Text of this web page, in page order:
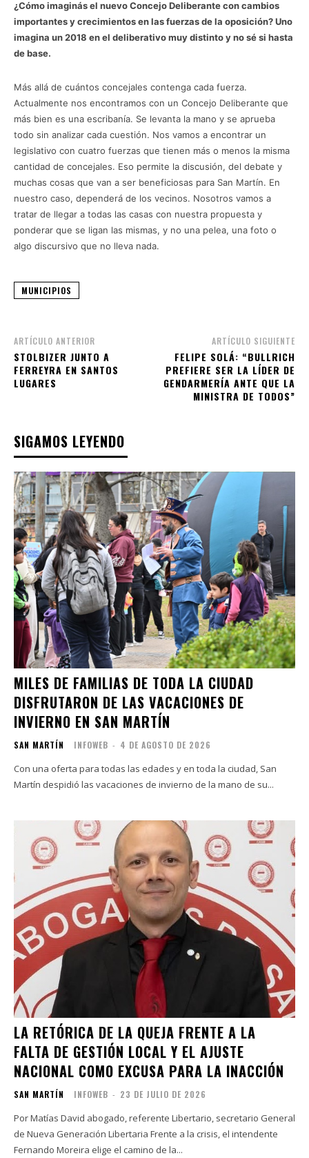
¿Cómo imaginás el nuevo Concejo Deliberante con cambios
importantes y crecimientos en las fuerzas de la oposición? Uno
imagina un 2018 en el deliberativo muy distinto y no sé si hasta
de base.
Más allá de cuántos concejales contenga cada fuerza.
Actualmente nos encontramos con un Concejo Deliberante que
más bien es una escribanía. Se levanta la mano y se aprueba
todo sin analizar cada cuestión. Nos vamos a encontrar un
legislativo con cuatro fuerzas que tienen más o menos la misma
cantidad de concejales. Eso permite la discusión, del debate y
muchas cosas que van a ser beneficiosas para San Martín. En
nuestro caso, dependerá de los vecinos. Nosotros vamos a
tratar de llegar a todas las casas con nuestra propuesta y
ponderar que se ligan las mismas, y no una pelea, una foto o
algo discursivo que no lleva nada.
MUNICIPIOS
ARTÍCULO ANTERIOR
STOLBIZER JUNTO A
FERREYRA EN SANTOS
LUGARES
ARTÍCULO SIGUIENTE
FELIPE SOLÁ: “BULLRICH
PREFIERE SER LA LÍDER DE
GENDARMERÍA ANTE QUE LA
MINISTRA DE TODOS”
SIGAMOS LEYENDO
MILES DE FAMILIAS DE TODA LA CIUDAD
DISFRUTARON DE LAS VACACIONES DE
INVIERNO EN SAN MARTÍN
SAN MARTÍN INFOWEB - 4 DE AGOSTO DE 2026
Con una oferta para todas las edades y en toda la ciudad, San
Martín despidió las vacaciones de invierno de la mano de su...
LA RETÓRICA DE LA QUEJA FRENTE A LA
FALTA DE GESTIÓN LOCAL Y EL AJUSTE
NACIONAL COMO EXCUSA PARA LA INACCIÓN
SAN MARTÍN INFOWEB - 23 DE JULIO DE 2026
Por Matías David abogado, referente Libertario, secretario General
de Nueva Generación Libertaria Frente a la crisis, el intendente
Fernando Moreira elige el camino de la...